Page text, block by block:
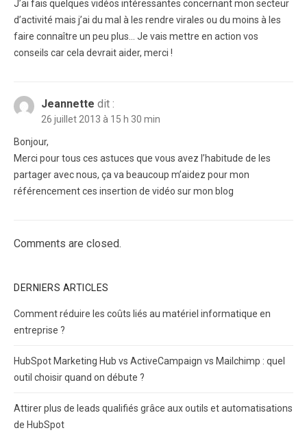
J’ai fais quelques vidéos intéressantes concernant mon secteur
d’activité mais j’ai du mal à les rendre virales ou du moins à les
faire connaître un peu plus… Je vais mettre en action vos
conseils car cela devrait aider, merci !
Jeannette dit :
26 juillet 2013 à 15 h 30 min
Bonjour,
Merci pour tous ces astuces que vous avez l’habitude de les
partager avec nous, ça va beaucoup m’aidez pour mon
référencement ces insertion de vidéo sur mon blog
Comments are closed.
DERNIERS ARTICLES
Comment réduire les coûts liés au matériel informatique en
entreprise ?
HubSpot Marketing Hub vs ActiveCampaign vs Mailchimp : quel
outil choisir quand on débute ?
Attirer plus de leads qualifiés grâce aux outils et automatisations
de HubSpot